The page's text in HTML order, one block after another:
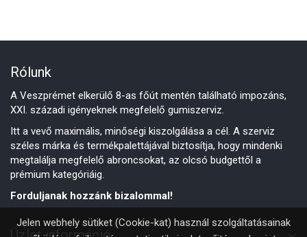
Rólunk
A Veszprémet elkerülő 8-as főút mentén található impozáns,
XXI. századi igényeknek megfelelő gumiszerviz.
Itt a vevő maximális, minőségi kiszolgálása a cél. A szerviz
széles márka és termékpalettájával biztosítja, hogy mindenki
megtalálja megfelelő abroncsokat, az olcsó budgettől a
prémium kategóriáig.
Forduljanak hozzánk bizalommal!
Jelen webhely sütiket (Cookie-kat) használ szolgáltatásainak